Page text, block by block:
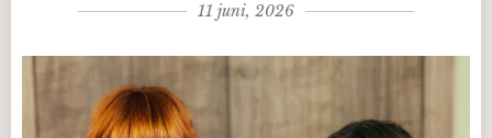
11 juni, 2026